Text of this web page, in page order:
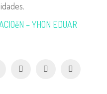
– YHON EDUAR